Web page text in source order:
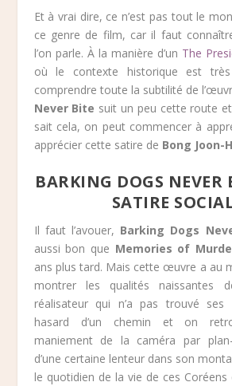
Et à vrai dire, ce n’est pas tout le
ce genre de film, car il faut
l’on parle. À la manière d’un The
où le contexte historique est
comprendre toute la subtilité de
Never Bite suit un peu cette route
sait cela, on peut commencer à
apprécier cette satire de Bong Joon-
BARKING DOGS NEVER
SATIRE
Il faut l’avouer, Barking Dogs
aussi bon que Memories of
ans plus tard. Mais cette œuvre a au
montrer les qualités naissantes
réalisateur qui n’a pas trouvé ses
hasard d’un chemin et on
maniement de la caméra par
d’une certaine lenteur dans son
le quotidien de la vie de ces Coréens